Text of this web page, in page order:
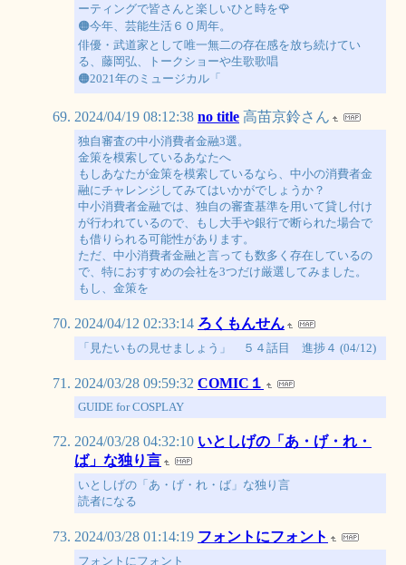
ーティングで皆さんと楽しいひと時を🌹
🟠今年、芸能生活６０周年。
俳優・武道家として唯一無二の存在感を放ち続けてい
る、藤岡弘、トークショーや生歌歌唱
🟠2021年のミュージカル「
2024/04/19 08:12:38 no title 高苗京鈴さん
独自審査の中小消費者金融3選。
金策を模索しているあなたへ
もしあなたが金策を模索しているなら、中小の消費者金
融にチャレンジしてみてはいかがでしょうか？
中小消費者金融では、独自の審査基準を用いて貸し付け
が行われているので、もし大手や銀行で断られた場合で
も借りられる可能性があります。
ただ、中小消費者金融と言っても数多く存在しているの
で、特におすすめの会社を3つだけ厳選してみました。
もし、金策を
2024/04/12 02:33:14 ろくもんせん
「見たいもの見せましょう」 ５４話目 進捗４ (04/12)
2024/03/28 09:59:32 COMIC１
GUIDE for COSPLAY
2024/03/28 04:32:10 いとしげの「あ・げ・れ・
ば」な独り言
いとしげの「あ・げ・れ・ば」な独り言
読者になる
2024/03/28 01:14:19 フォントにフォント
フォントにフォント